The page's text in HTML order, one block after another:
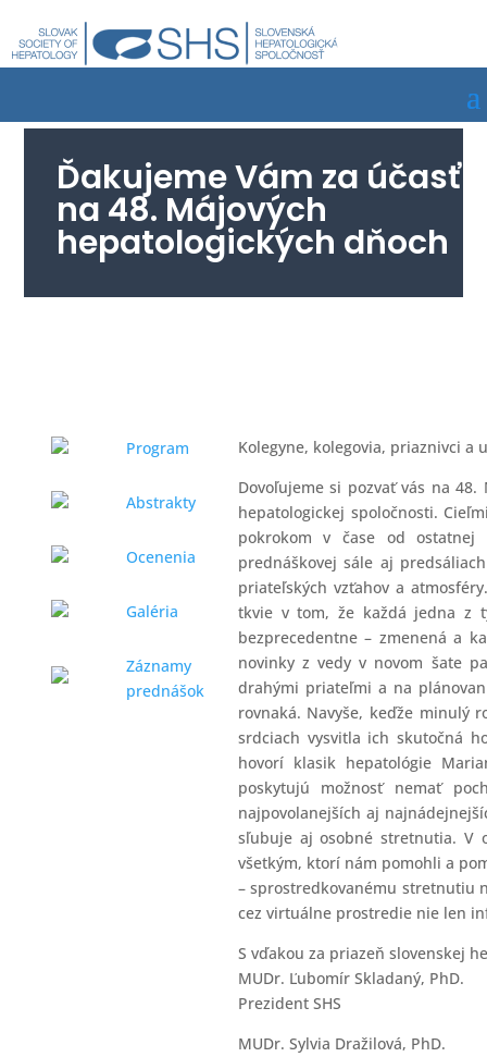
Ďakujeme Vám za účasť
na 48. Májových
hepatologických dňoch
Program
Abstrakty
Ocenenia
Galéria
Záznamy
prednášok
Kolegyne, kolegovia, priaznivci a
Dovoľujeme si pozvať vás na 48.
hepatologickej spoločnosti.
pokrokom v čase od ostatnej
prednáškovej sále aj
priateľských vzťahov a
tkvie v tom, že každá jedna z
bezprecedentne – zmenená a
novinky z vedy v novom šate
drahými priateľmi a na
rovnaká. Navyše, keďže minulý
srdciach vysvitla ich skutočná
hovorí klasik hepatológie
poskytujú možnosť nemať
najpovolanejších aj
sľubuje aj osobné stretnutia. V
všetkým, ktorí nám pomohli a
– sprostredkovanému stretnutiu
cez virtuálne prostredie nie len
S vďakou za priazeň slovenskej
MUDr. Ľubomír Skladaný, PhD.
Prezident SHS
MUDr. Sylvia Dražilová, PhD.